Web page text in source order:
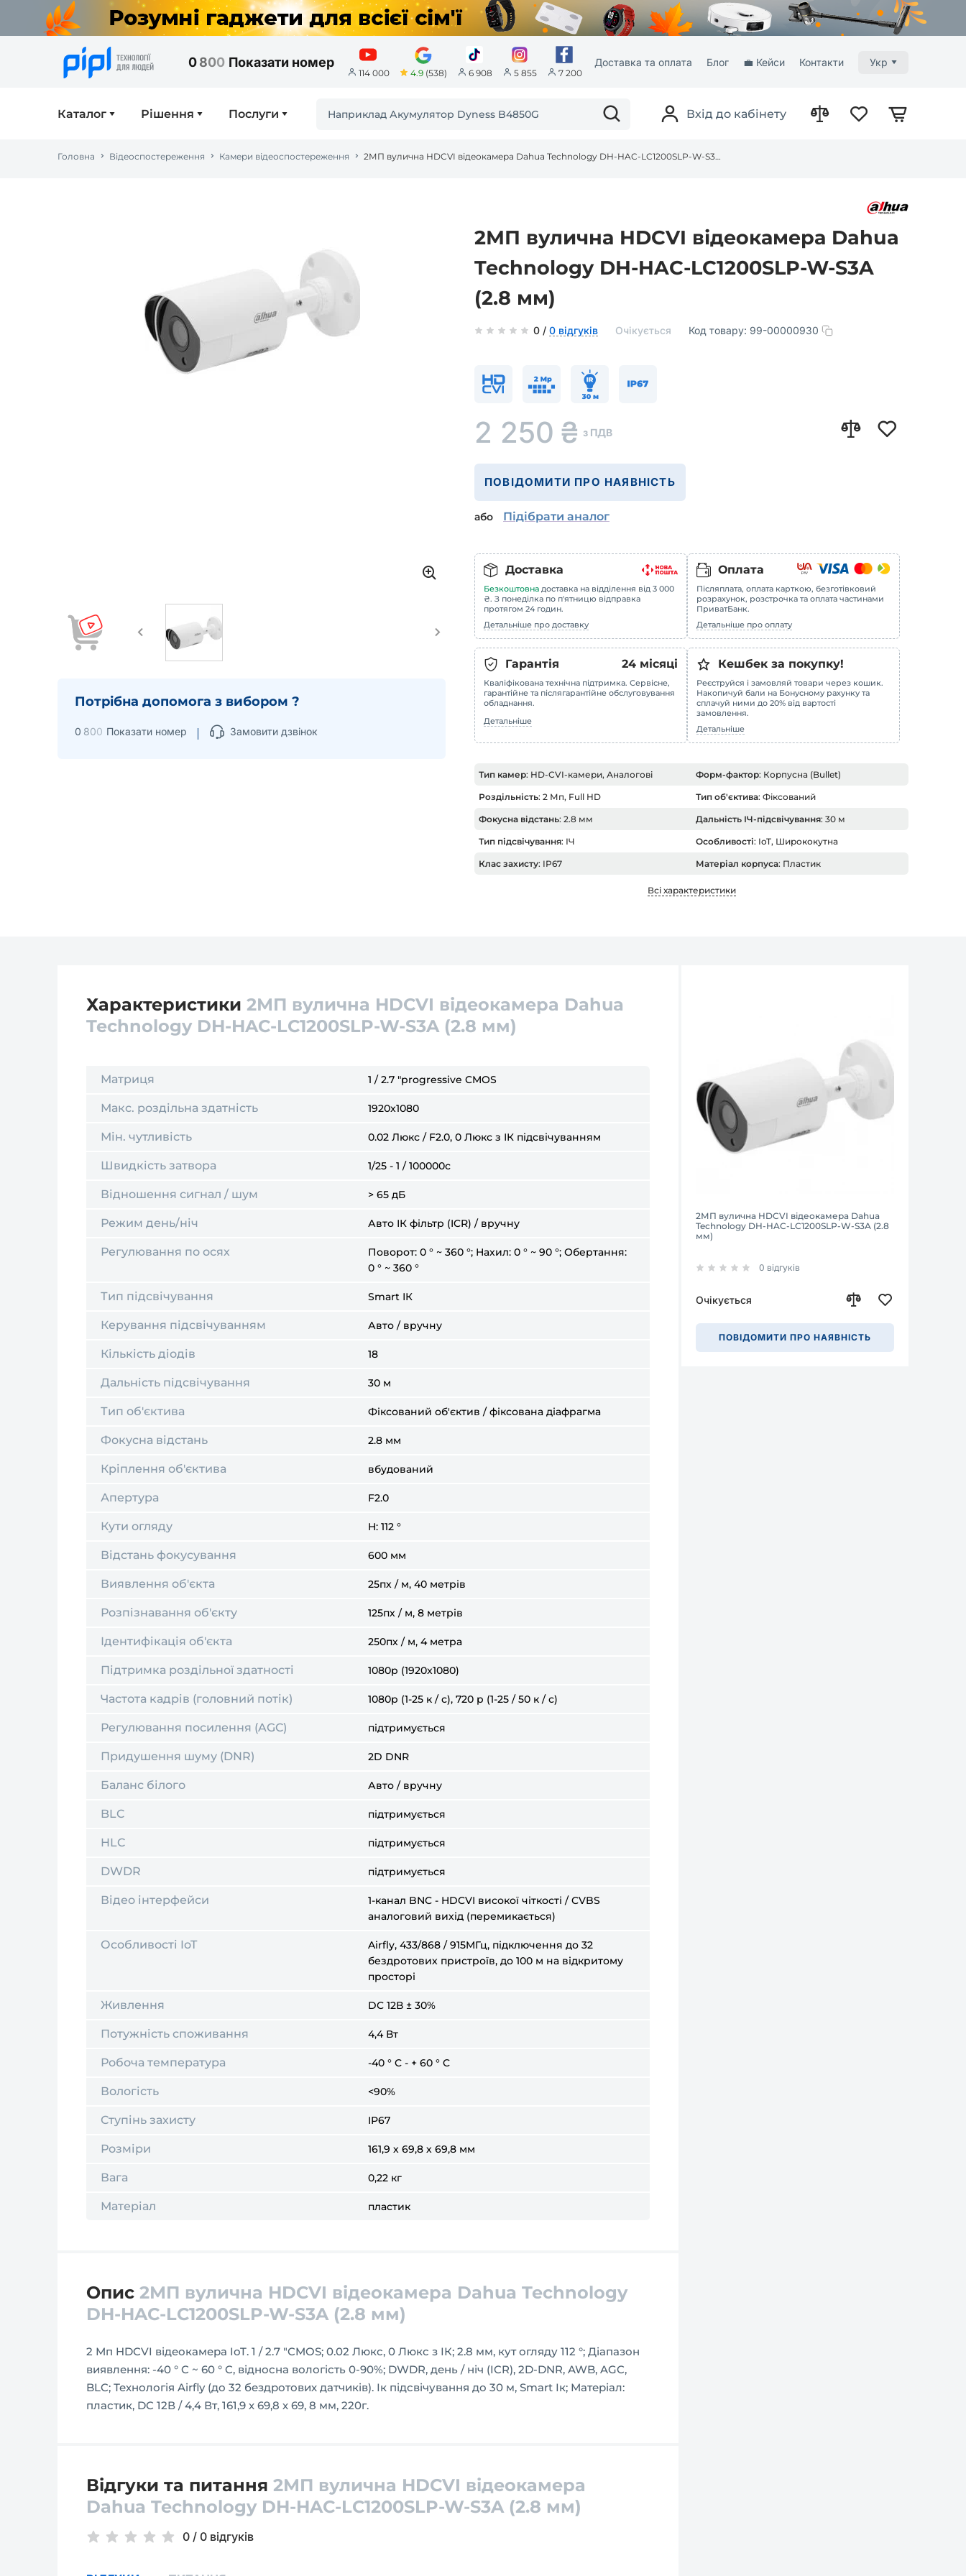
0800 Показати номер
114 000 4.9(538) 6 908 5 855 7 200
Доставка та оплата Блог 💼 Кейси Контакти Укр
Каталог Рішення Послуги Вхід до кабінету
Головна Відеоспостереження Камери відеоспостереження 2МП вулична HDCVI відеокамера Dahua Technology DH-HAC-LC1200SLP-W-S3A (2.8 мм)
Потрібна допомога з вибором ?
0 800 Показати номер Замовити дзвінок
2МП вулична HDCVI відеокамера Dahua
Technology DH-HAC-LC1200SLP-W-S3A
(2.8 мм)
0 / 0 відгуків Очікується Код товару: 99-00000930
2 250 ₴ з ПДВ
ПОВІДОМИТИ ПРО НАЯВНІСТЬ
або Підібрати аналог
Доставка
Безкоштовна доставка на відділення від 3 000
₴. З понеділка по п'ятницю відправка
протягом 24 годин.
Детальніше про доставку
Оплата
Післяплата, оплата карткою, безготівковий
розрахунок, розстрочка та оплата частинами
ПриватБанк.
Детальніше про оплату
Гарантія 24 місяці
Кваліфікована технічна підтримка. Сервісне,
гарантійне та післягарантійне обслуговування
обладнання.
Детальніше
Кешбек за покупку!
Реєструйся і замовляй товари через кошик.
Накопичуй бали на Бонусному рахунку та
сплачуй ними до 20% від вартості
замовлення.
Детальніше
Тип камер: HD-CVI-камери, Аналогові Форм-фактор: Корпусна (Bullet)
Роздільність: 2 Мп, Full HD Тип об'єктива: Фіксований
Фокусна відстань: 2.8 мм Дальність ІЧ-підсвічування: 30 м
Тип підсвічування: ІЧ Особливості: IoT, Ширококутна
Клас захисту: IP67 Матеріал корпуса: Пластик
Всі характеристики
Характеристики 2МП вулична HDCVI відеокамера Dahua
Technology DH-HAC-LC1200SLP-W-S3A (2.8 мм)
Матриця 1 / 2.7 "progressive CMOS
Макс. роздільна здатність 1920x1080
Мін. чутливість 0.02 Люкс / F2.0, 0 Люкс з ІК підсвічуванням
Швидкість затвора 1/25 - 1 / 100000с
Відношення сигнал / шум > 65 дБ
Режим день/ніч Авто ІК фільтр (ICR) / вручну
Регулювання по осях
Поворот: 0 ° ~ 360 °; Нахил: 0 ° ~ 90 °; Обертання:
0 ° ~ 360 °
Тип підсвічування Smart ІК
Керування підсвічуванням Авто / вручну
Кількість діодів 18
Дальність підсвічування 30 м
Тип об'єктива Фіксований об'єктив / фіксована діафрагма
Фокусна відстань 2.8 мм
Кріплення об'єктива вбудований
Апертура F2.0
Кути огляду H: 112 °
Відстань фокусування 600 мм
Виявлення об'єкта 25пх / м, 40 метрів
Розпізнавання об'єкту 125пх / м, 8 метрів
Ідентифікація об'єкта 250пх / м, 4 метра
Підтримка роздільної здатності 1080p (1920x1080)
Частота кадрів (головний потік) 1080p (1-25 к / с), 720 р (1-25 / 50 к / с)
Регулювання посилення (AGC) підтримується
Придушення шуму (DNR) 2D DNR
Баланс білого Авто / вручну
BLC підтримується
HLC підтримується
DWDR підтримується
Відео інтерфейси
1-канал BNC - HDCVI високої чіткості / CVBS
аналоговий вихід (перемикається)
Особливості IoT
Airfly, 433/868 / 915MГц, підключення до 32
бездротових пристроїв, до 100 м на відкритому
просторі
Живлення DC 12В ± 30%
Потужність споживання 4,4 Вт
Робоча температура -40 ° C - + 60 ° C
Вологість <90%
Ступінь захисту IP67
Розміри 161,9 х 69,8 х 69,8 мм
Вага 0,22 кг
Матеріал пластик
Опис 2МП вулична HDCVI відеокамера Dahua Technology
DH-HAC-LC1200SLP-W-S3A (2.8 мм)
2 Мп HDCVI відеокамера IoT. 1 / 2.7 "CMOS; 0.02 Люкс, 0 Люкс з ІК; 2.8 мм, кут огляду 112 °; Діапазон
виявлення: -40 ° C ~ 60 ° C, відносна вологість 0-90%; DWDR, день / ніч (ICR), 2D-DNR, AWB, AGC,
BLC; Технологія Airfly (до 32 бездротових датчиків). Ік підсвічування до 30 м, Smart Ік; Матеріал:
пластик, DC 12В / 4,4 Вт, 161,9 х 69,8 х 69, 8 мм, 220г.
Відгуки та питання 2МП вулична HDCVI відеокамера
Dahua Technology DH-HAC-LC1200SLP-W-S3A (2.8 мм)
0 / 0 відгуків
2МП вулична HDCVI відеокамера Dahua
Technology DH-HAC-LC1200SLP-W-S3A (2.8
мм)
0 відгуків
Очікується
ПОВІДОМИТИ ПРО НАЯВНІСТЬ